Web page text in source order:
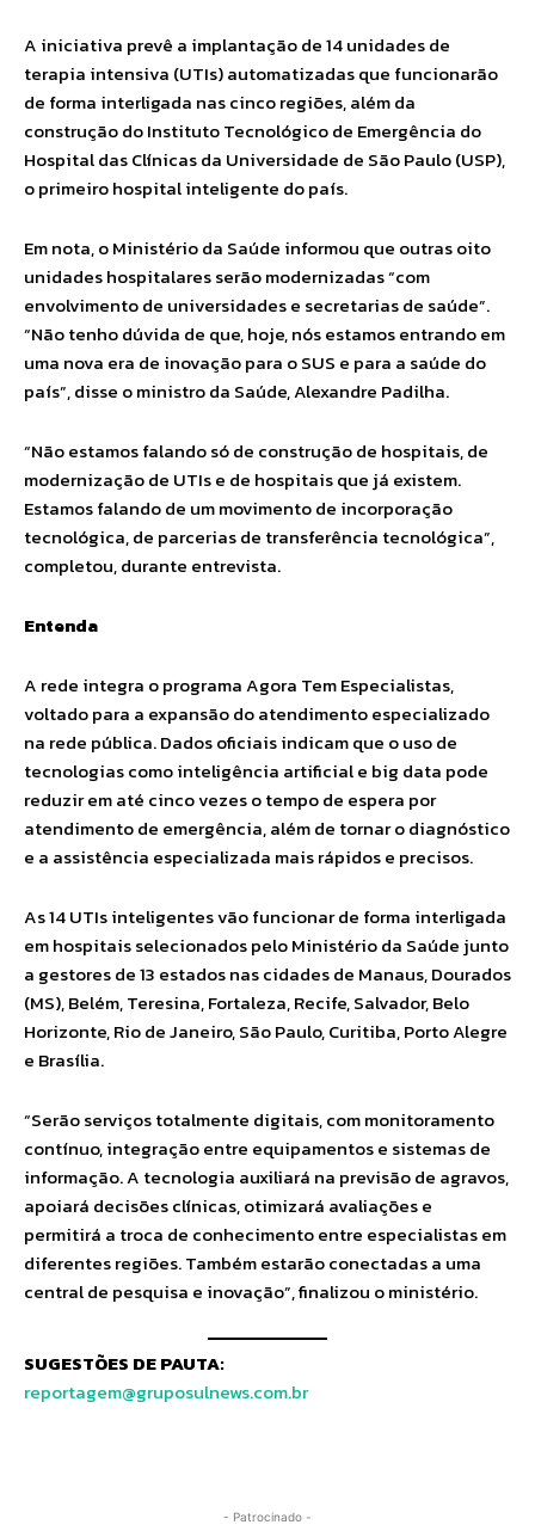
A iniciativa prevê a implantação de 14 unidades de
terapia intensiva (UTIs) automatizadas que funcionarão
de forma interligada nas cinco regiões, além da
construção do Instituto Tecnológico de Emergência do
Hospital das Clínicas da Universidade de São Paulo (USP),
o primeiro hospital inteligente do país.
Em nota, o Ministério da Saúde informou que outras oito
unidades hospitalares serão modernizadas “com
envolvimento de universidades e secretarias de saúde”.
“Não tenho dúvida de que, hoje, nós estamos entrando em
uma nova era de inovação para o SUS e para a saúde do
país”, disse o ministro da Saúde, Alexandre Padilha.
“Não estamos falando só de construção de hospitais, de
modernização de UTIs e de hospitais que já existem.
Estamos falando de um movimento de incorporação
tecnológica, de parcerias de transferência tecnológica”,
completou, durante entrevista.
Entenda
A rede integra o programa Agora Tem Especialistas,
voltado para a expansão do atendimento especializado
na rede pública. Dados oficiais indicam que o uso de
tecnologias como inteligência artificial e big data pode
reduzir em até cinco vezes o tempo de espera por
atendimento de emergência, além de tornar o diagnóstico
e a assistência especializada mais rápidos e precisos.
As 14 UTIs inteligentes vão funcionar de forma interligada
em hospitais selecionados pelo Ministério da Saúde junto
a gestores de 13 estados nas cidades de Manaus, Dourados
(MS), Belém, Teresina, Fortaleza, Recife, Salvador, Belo
Horizonte, Rio de Janeiro, São Paulo, Curitiba, Porto Alegre
e Brasília.
“Serão serviços totalmente digitais, com monitoramento
contínuo, integração entre equipamentos e sistemas de
informação. A tecnologia auxiliará na previsão de agravos,
apoiará decisões clínicas, otimizará avaliações e
permitirá a troca de conhecimento entre especialistas em
diferentes regiões. Também estarão conectadas a uma
central de pesquisa e inovação”, finalizou o ministério.
SUGESTÕES DE PAUTA:
reportagem@gruposulnews.com.br
- Patrocinado -